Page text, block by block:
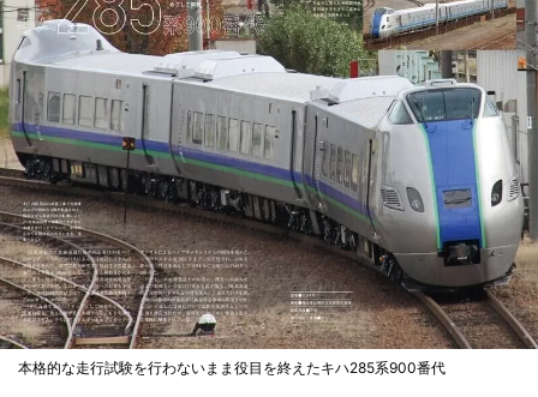
本格的な走行試験を行わないまま役目を終えたキハ285系900番代